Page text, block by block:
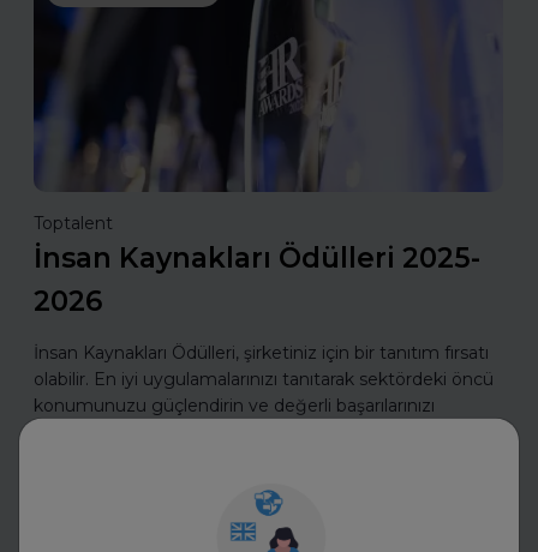
Toptalent
İnsan Kaynakları Ödülleri 2025-
2026
İnsan Kaynakları Ödülleri, şirketiniz için bir tanıtım fırsatı
olabilir. En iyi uygulamalarınızı tanıtarak sektördeki öncü
konumunuzu güçlendirin ve değerli başarılarınızı